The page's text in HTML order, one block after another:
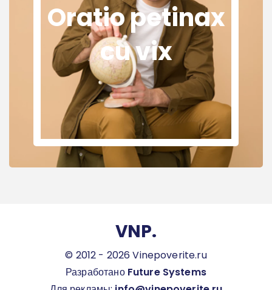
Oratio petinax
cu vix
VNP.
© 2012 - 2026 Vinepoverite.ru
Разработано Future Systems